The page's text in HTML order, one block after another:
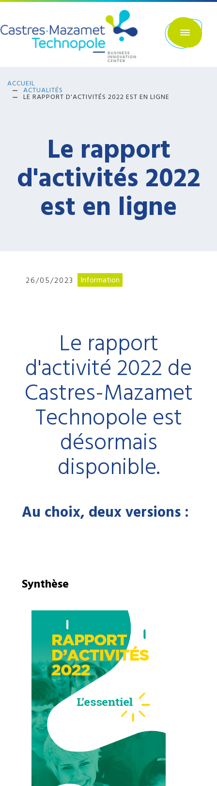
Aller
principal
ACCUEIL
ACTUALITÉS
LE RAPPORT D'ACTIVITÉS 2022 EST EN LIGNE
Le rapport
d'activités 2022
est en ligne
26/05/2023 Information
Le rapport
d'activité 2022 de
Castres-Mazamet
Technopole est
désormais
disponible.
Au choix, deux versions :
Synthèse